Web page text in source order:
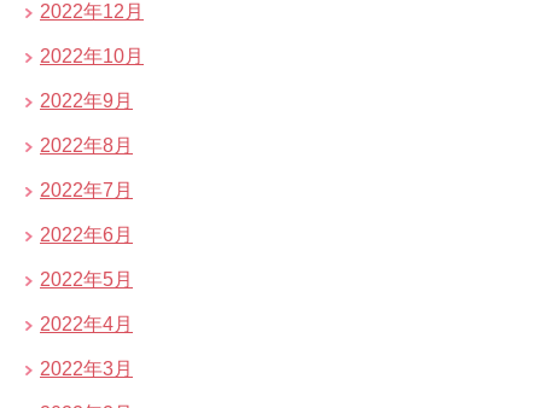
2022年12月
2022年10月
2022年9月
2022年8月
2022年7月
2022年6月
2022年5月
2022年4月
2022年3月